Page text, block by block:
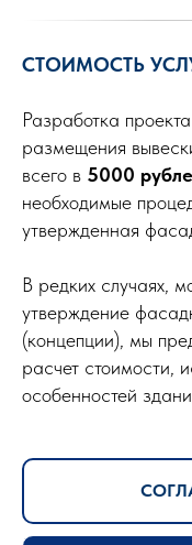
СТОИМОСТЬ
Разработка
размещения
всего в 5000
необходимые
утвержденная
В редких случаях,
утверждение
(концепции), мы
расчет стоимости,
особенностей